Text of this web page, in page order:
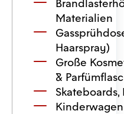
Materialien
Haarspray)
Große
&
Skateboards,
Kinderwagen